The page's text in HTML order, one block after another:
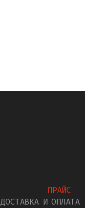
ПРАЙС
ДОСТАВКА И ОПЛАТА